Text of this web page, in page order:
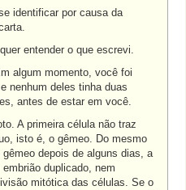
identificar por causa da
entender o que escrevi.
algum momento, você foi
nenhum deles tinha duas
antes de estar em você.
A primeira célula não traz
isto é, o gêmeo. Do mesmo
depois de alguns dias, a
duplicado, nem
mitótica das células. Se o